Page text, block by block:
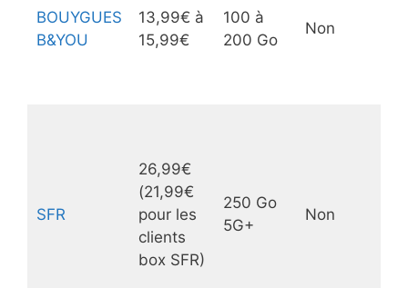
BOUYGUES
B&YOU
13,99€ à
15,99€
100 à
200 Go
Non
SFR
26,99€
(21,99€
pour les
clients
box SFR)
250 Go
5G+
Non